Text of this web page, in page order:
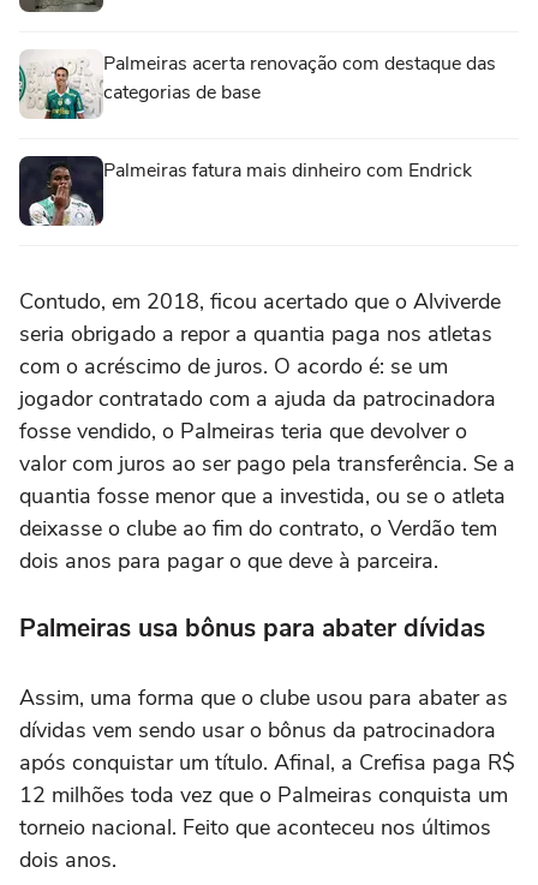
Palmeiras acerta renovação com destaque das
categorias de base
Palmeiras fatura mais dinheiro com Endrick
Contudo, em 2018, ficou acertado que o Alviverde
seria obrigado a repor a quantia paga nos atletas
com o acréscimo de juros. O acordo é: se um
jogador contratado com a ajuda da patrocinadora
fosse vendido, o Palmeiras teria que devolver o
valor com juros ao ser pago pela transferência. Se a
quantia fosse menor que a investida, ou se o atleta
deixasse o clube ao fim do contrato, o Verdão tem
dois anos para pagar o que deve à parceira.
Palmeiras usa bônus para abater dívidas
Assim, uma forma que o clube usou para abater as
dívidas vem sendo usar o bônus da patrocinadora
após conquistar um título. Afinal, a Crefisa paga R$
12 milhões toda vez que o Palmeiras conquista um
torneio nacional. Feito que aconteceu nos últimos
dois anos.